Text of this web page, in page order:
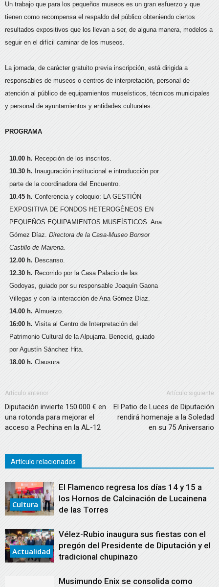
Un trabajo que para los pequeños museos es un gran esfuerzo y que
tienen como recompensa el respaldo del público obteniendo ciertos
resultados expositivos que los llevan a ser, de alguna manera, modelos a
seguir en el difícil caminar de los museos.
La jornada, de carácter gratuito previa inscripción, está dirigida a
responsables de museos o centros de interpretación, personal de
atención al público de equipamientos museísticos, técnicos municipales
y personal de ayuntamientos y entidades culturales.
PROGRAMA
10.00 h. Recepción de los inscritos.
10.30 h. Inauguración institucional e introducción por
parte de la coordinadora del Encuentro.
10.45 h. Conferencia y coloquio: LA GESTIÓN
EXPOSITIVA DE FONDOS HETEROGÉNEOS EN
PEQUEÑOS EQUIPAMIENTOS MUSEÍSTICOS. Ana
Gómez Díaz. Directora de la Casa-Museo Bonsor
Castillo de Mairena.
12.00 h. Descanso.
12.30 h. Recorrido por la Casa Palacio de las
Godoyas, guiado por su responsable Joaquín Gaona
Villegas y con la interacción de Ana Gómez Díaz.
14.00 h. Almuerzo.
16:00 h. Visita al Centro de Interpretación del
Patrimonio Cultural de la Alpujarra. Benecid, guiado
por Agustín Sánchez Hita.
18.00 h. Clausura.
Artículo anterior
Diputación invierte 150.000 € en
una rotonda para mejorar el
acceso a Pechina en la AL-12
Artículo siguiente
El Patio de Luces de Diputación
rendirá homenaje a la Soledad
en su 75 Aniversario
Artículo relacionados
Cultura
El Flamenco regresa los días 14 y 15 a
los Hornos de Calcinación de Lucainena
de las Torres
Actualidad
Vélez-Rubio inaugura sus fiestas con el
pregón del Presidente de Diputación y el
tradicional chupinazo
Musimundo Enix se consolida como